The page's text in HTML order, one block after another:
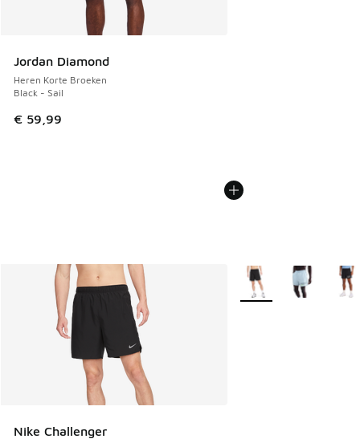
Jordan Diamond
Heren Korte Broeken
Black - Sail
€ 59,99
Nike Challenger
Meer kleuren